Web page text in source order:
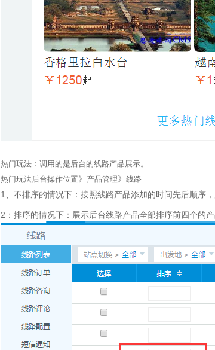
热门玩法：调用的是后台的线路产品展示。
热门玩法后台操作位置》 ​产品管理》 线路
1、不排序的情况下：按照线路产品添加的时间先后顺序
2：排序的情况下：展示后台线路产品全部排序前四个的产